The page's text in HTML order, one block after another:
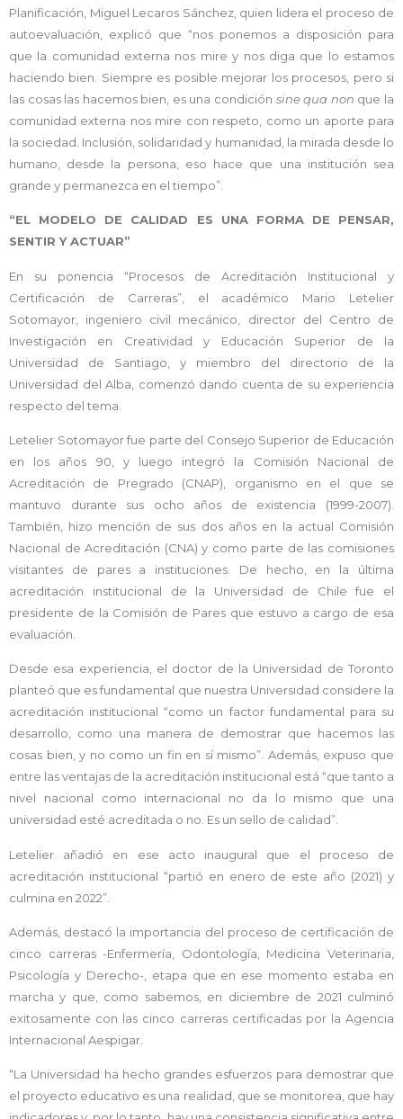
Planificación, Miguel Lecaros Sánchez, quien lidera el proceso de
autoevaluación, explicó que “nos ponemos a disposición para
que la comunidad externa nos mire y nos diga que lo estamos
haciendo bien. Siempre es posible mejorar los procesos, pero si
las cosas las hacemos bien, es una condición sine qua non que la
comunidad externa nos mire con respeto, como un aporte para
la sociedad. Inclusión, solidaridad y humanidad, la mirada desde lo
humano, desde la persona, eso hace que una institución sea
grande y permanezca en el tiempo”.
“EL MODELO DE CALIDAD ES UNA FORMA DE PENSAR,
SENTIR Y ACTUAR”
En su ponencia “Procesos de Acreditación Institucional y
Certificación de Carreras”, el académico Mario Letelier
Sotomayor, ingeniero civil mecánico, director del Centro de
Investigación en Creatividad y Educación Superior de la
Universidad de Santiago, y miembro del directorio de la
Universidad del Alba, comenzó dando cuenta de su experiencia
respecto del tema.
Letelier Sotomayor fue parte del Consejo Superior de Educación
en los años 90, y luego integró la Comisión Nacional de
Acreditación de Pregrado (CNAP), organismo en el que se
mantuvo durante sus ocho años de existencia (1999-2007).
También, hizo mención de sus dos años en la actual Comisión
Nacional de Acreditación (CNA) y como parte de las comisiones
visitantes de pares a instituciones. De hecho, en la última
acreditación institucional de la Universidad de Chile fue el
presidente de la Comisión de Pares que estuvo a cargo de esa
evaluación.
Desde esa experiencia, el doctor de la Universidad de Toronto
planteó que es fundamental que nuestra Universidad considere la
acreditación institucional “como un factor fundamental para su
desarrollo, como una manera de demostrar que hacemos las
cosas bien, y no como un fin en sí mismo”. Además, expuso que
entre las ventajas de la acreditación institucional está “que tanto a
nivel nacional como internacional no da lo mismo que una
universidad esté acreditada o no. Es un sello de calidad”.
Letelier añadió en ese acto inaugural que el proceso de
acreditación institucional “partió en enero de este año (2021) y
culmina en 2022”.
Además, destacó la importancia del proceso de certificación de
cinco carreras -Enfermería, Odontología, Medicina Veterinaria,
Psicología y Derecho-, etapa que en ese momento estaba en
marcha y que, como sabemos, en diciembre de 2021 culminó
exitosamente con las cinco carreras certificadas por la Agencia
Internacional Aespigar.
“La Universidad ha hecho grandes esfuerzos para demostrar que
el proyecto educativo es una realidad, que se monitorea, que hay